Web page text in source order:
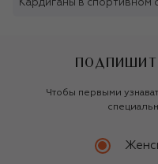
Кардиганы в спортивном
Чтобы первыми